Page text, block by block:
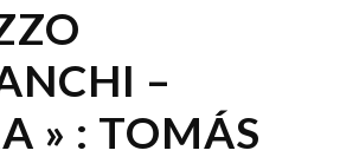
–
» : TOMÁS